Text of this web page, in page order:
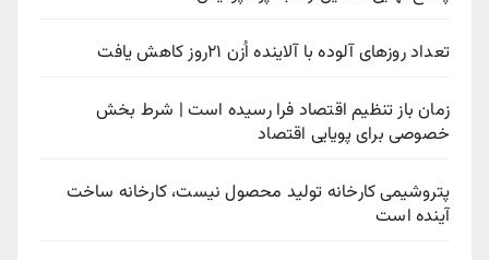
تعداد روزهای آلوده با آلاینده اُزن ۲۱روز کاهش یافت
زمان باز تنظیم اقتصاد فرا رسیده است | شرط بخش
خصوصی برای پویایی اقتصاد
پتروشیمی کارخانه تولید محصول نیست، کارخانه ساخت
آینده است